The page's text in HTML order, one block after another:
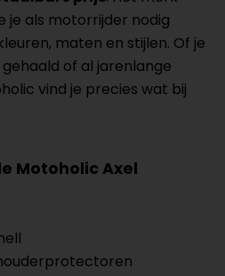
je als motorrijder nodig
maten en stijlen. Of je
of al jarenlange
vind je precies wat bij
Motoholic Axel